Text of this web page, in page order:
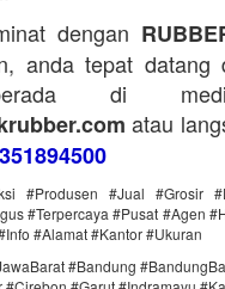
dengan
anda tepat datang
di
atau
#Produsen #Jual #Grosir
#Terpercaya #Pusat #Agen
#Alamat #Kantor #Ukuran
#Bandung